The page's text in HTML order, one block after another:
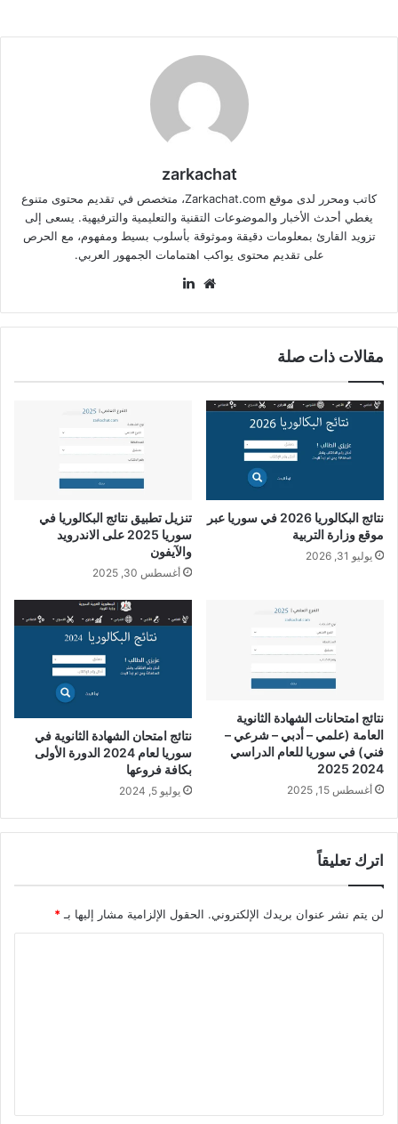
zarkachat
كاتب ومحرر لدى موقع Zarkachat.com، متخصص في تقديم محتوى متنوع
يغطي أحدث الأخبار والموضوعات التقنية والتعليمية والترفيهية. يسعى إلى
تزويد القارئ بمعلومات دقيقة وموثوقة بأسلوب بسيط ومفهوم، مع الحرص
على تقديم محتوى يواكب اهتمامات الجمهور العربي.
موقع
مقالات ذات صلة
نتائج البكالوريا 2026 في سوريا عبر
موقع وزارة التربية
يوليو 31, 2026
تنزيل تطبيق نتائج البكالوريا في
سوريا 2025 على الاندرويد
والآيفون
أغسطس 30, 2025
نتائج امتحانات الشهادة الثانوية
العامة (علمي – أدبي – شرعي –
فني) في سوريا للعام الدراسي
2024 2025
أغسطس 15, 2025
نتائج امتحان الشهادة الثانوية في
سوريا لعام 2024 الدورة الأولى
بكافة فروعها
يوليو 5, 2024
اترك تعليقاً
لن يتم نشر عنوان بريدك الإلكتروني. الحقول الإلزامية مشار إليها بـ *